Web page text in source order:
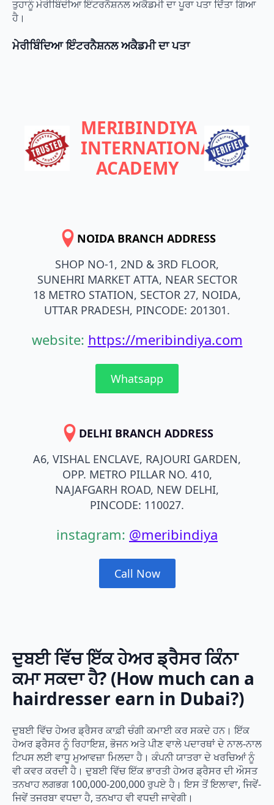
ਤੁਹਾਨੂੰ ਮੇਰੀਬਿੰਦੀਆ ਇੰਟਰਨੈਸ਼ਨਲ ਅਕੈਡਮੀ ਦਾ ਪੂਰਾ ਪਤਾ ਦਿੱਤਾ ਗਿਆ
ਹੈ।
ਮੇਰੀਬਿੰਦਿਆ ਇੰਟਰਨੈਸ਼ਨਲ ਅਕੈਡਮੀ ਦਾ ਪਤਾ
MERIBINDIYA
INTERNATIONAL
ACADEMY
NOIDA BRANCH ADDRESS
SHOP NO-1, 2ND & 3RD FLOOR,
SUNEHRI MARKET ATTA, NEAR SECTOR
18 METRO STATION, SECTOR 27, NOIDA,
UTTAR PRADESH, PINCODE: 201301.
website: https://meribindiya.com
Whatsapp
DELHI BRANCH ADDRESS
A6, VISHAL ENCLAVE, RAJOURI GARDEN,
OPP. METRO PILLAR NO. 410,
NAJAFGARH ROAD, NEW DELHI,
PINCODE: 110027.
instagram: @meribindiya
Call Now
ਦੁਬਈ ਵਿੱਚ ਇੱਕ ਹੇਅਰ ਡ੍ਰੈਸਰ ਕਿੰਨਾ
ਕਮਾ ਸਕਦਾ ਹੈ? (How much can a
hairdresser earn in Dubai?)
ਦੁਬਈ ਵਿੱਚ ਹੇਅਰ ਡ੍ਰੈਸਰ ਕਾਫ਼ੀ ਚੰਗੀ ਕਮਾਈ ਕਰ ਸਕਦੇ ਹਨ। ਇੱਕ
ਹੇਅਰ ਡ੍ਰੈਸਰ ਨੂੰ ਰਿਹਾਇਸ਼, ਭੋਜਨ ਅਤੇ ਪੀਣ ਵਾਲੇ ਪਦਾਰਥਾਂ ਦੇ ਨਾਲ-ਨਾਲ
ਟਿਪਸ ਲਈ ਵਾਧੂ ਮੁਆਵਜ਼ਾ ਮਿਲਦਾ ਹੈ। ਕੰਪਨੀ ਯਾਤਰਾ ਦੇ ਖਰਚਿਆਂ ਨੂੰ
ਵੀ ਕਵਰ ਕਰਦੀ ਹੈ। ਦੁਬਈ ਵਿੱਚ ਇੱਕ ਭਾਰਤੀ ਹੇਅਰ ਡ੍ਰੈਸਰ ਦੀ ਔਸਤ
ਤਨਖਾਹ ਲਗਭਗ 100,000-200,000 ਰੁਪਏ ਹੈ। ਇਸ ਤੋਂ ਇਲਾਵਾ, ਜਿਵੇਂ-
ਜਿਵੇਂ ਤਜਰਬਾ ਵਧਦਾ ਹੈ, ਤਨਖਾਹ ਵੀ ਵਧਦੀ ਜਾਵੇਗੀ।